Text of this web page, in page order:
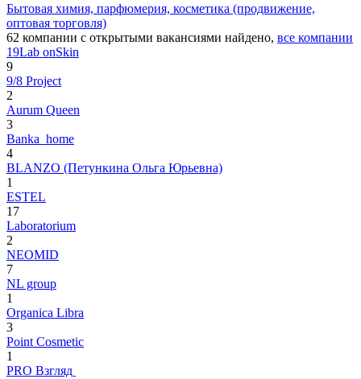
Бытовая химия, парфюмерия, косметика (продвижение,
оптовая торговля)
62 компании с открытыми вакансиями найдено, все компании
19Lab onSkin
9
9/8 Project
2
Aurum Queen
3
Banka_home
4
BLANZO (Петункина Ольга Юрьевна)
1
ESTEL
17
Laboratorium
2
NEOMID
7
NL group
1
Organica Libra
3
Point Cosmetic
1
PRO Взгляд